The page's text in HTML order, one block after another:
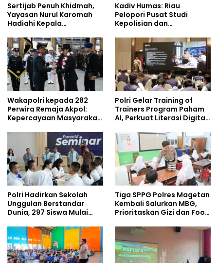
Sertijab Penuh Khidmah,
Yayasan Nurul Karomah
Hadiahi Kepala
Umrah
Kadiv Humas: Riau
Pelopori Pusat Studi
Kepolisian dan
Policing Masuki Babak
Wakapolri kepada 282
Perwira Remaja Akpol:
Kepercayaan Masyarakat
Polri Gelar Training of
Trainers Program Paham
AI, Perkuat Literasi Digital
Polri Hadirkan Sekolah
Unggulan Berstandar
Dunia, 297 Siswa Mulai
Tiga SPPG Polres Magetan
Kembali Salurkan MBG,
Prioritaskan Gizi dan Food